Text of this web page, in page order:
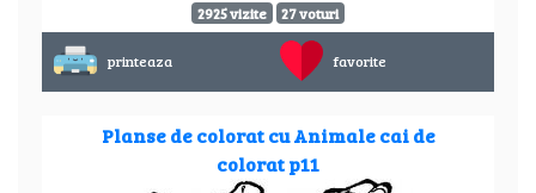
2925 vizite 27 voturi
printeaza favorite
Planse de colorat cu Animale cai de
colorat p11